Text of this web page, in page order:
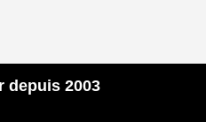
depuis 2003